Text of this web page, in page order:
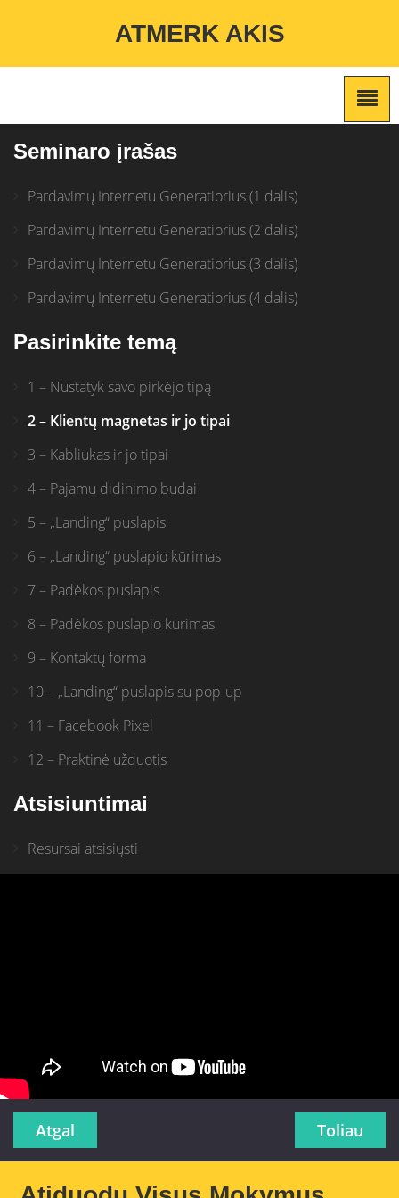
/home/atmerkakis/public_html/wp-content/themes/marketing-
ATMERK AKIS
Seminaro įrašas
Pardavimų Internetu Generatiorius (1 dalis)
Pardavimų Internetu Generatiorius (2 dalis)
Pardavimų Internetu Generatiorius (3 dalis)
Pardavimų Internetu Generatiorius (4 dalis)
Pasirinkite temą
1 – Nustatyk savo pirkėjo tipą
2 – Klientų magnetas ir jo tipai
3 – Kabliukas ir jo tipai
4 – Pajamu didinimo budai
5 – „Landing“ puslapis
6 – „Landing“ puslapio kūrimas
7 – Padėkos puslapis
8 – Padėkos puslapio kūrimas
9 – Kontaktų forma
10 – „Landing“ puslapis su pop-up
11 – Facebook Pixel
12 – Praktinė užduotis
Atsisiuntimai
Resursai atsisiųsti
Atgal Toliau